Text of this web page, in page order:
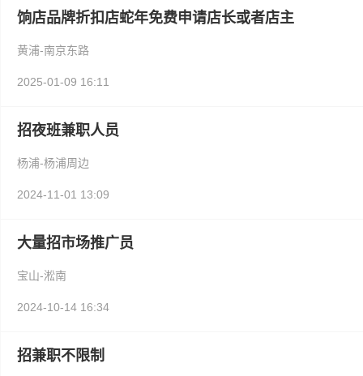
饷店品牌折扣店蛇年免费申请店长或者店主
黄浦-南京东路
2025-01-09 16:11
招夜班兼职人员
杨浦-杨浦周边
2024-11-01 13:09
大量招市场推广员
宝山-淞南
2024-10-14 16:34
招兼职不限制